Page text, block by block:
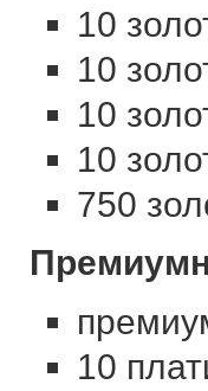
10
10
10
10
750
10